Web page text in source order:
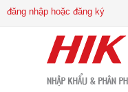
đăng nhập hoặc đăng ký